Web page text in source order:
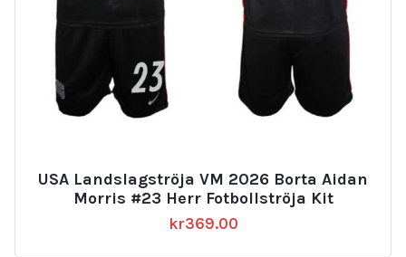
USA Landslagströja VM 2026 Borta Aidan
Morris #23 Herr Fotbollströja Kit
kr369.00